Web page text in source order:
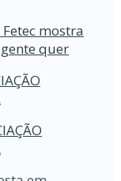
mostra
quer